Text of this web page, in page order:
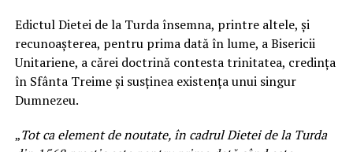
Edictul Dietei de la Turda însemna, printre altele, și
recunoașterea, pentru prima dată în lume, a Bisericii
Unitariene, a cărei doctrină contesta trinitatea, credința
în Sfânta Treime și susținea existența unui singur
Dumnezeu.
„Tot ca element de noutate, în cadrul Dietei de la Turda